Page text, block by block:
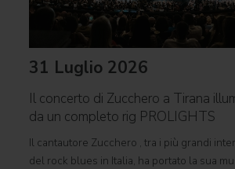
31 Luglio 2026
Il concerto di Zucchero a Tirana
da un completo rig PROLIGHTS
Il cantautore Zucchero , tra i più grandi
del rock blues in Italia, ha portato la sua